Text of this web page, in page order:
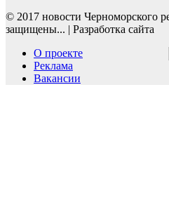
© 2017 новости Черноморского
защищены... | Разработка сайта
О проекте
Реклама
Вакансии